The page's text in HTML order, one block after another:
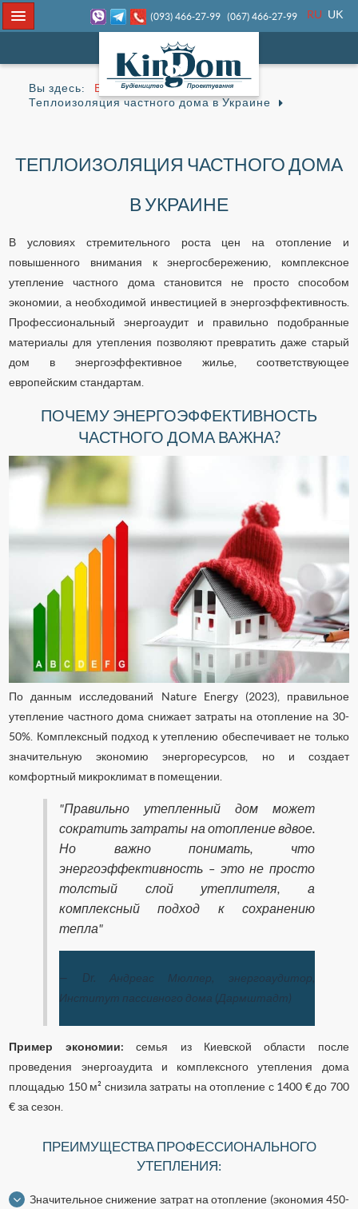
(093) 466-27-99 (067) 466-27-99 RU UK
Вы здесь:
Блог
Теплоизоляция частного дома в Украине
ТЕПЛОИЗОЛЯЦИЯ ЧАСТНОГО ДОМА
В УКРАИНЕ
В условиях стремительного роста цен на отопление и
повышенного внимания к энергосбережению, комплексное
утепление частного дома становится не просто способом
экономии, а необходимой инвестицией в энергоэффективность.
Профессиональный энергоаудит и правильно подобранные
материалы для утепления позволяют превратить даже старый
дом в энергоэффективное жилье, соответствующее
европейским стандартам.
ПОЧЕМУ ЭНЕРГОЭФФЕКТИВНОСТЬ
ЧАСТНОГО ДОМА ВАЖНА?
По данным исследований Nature Energy (2023), правильное
утепление частного дома снижает затраты на отопление на 30-
50%. Комплексный подход к утеплению обеспечивает не только
значительную экономию энергоресурсов, но и создает
комфортный микроклимат в помещении.
"Правильно утепленный дом может
сократить затраты на отопление вдвое.
Но важно понимать, что
энергоэффективность – это не просто
толстый слой утеплителя, а
комплексный подход к сохранению
тепла"
— Dr. Андреас Мюллер, энергоаудитор,
Институт пассивного дома (Дармштадт)
Пример экономии: семья из Киевской области после
проведения энергоаудита и комплексного утепления дома
площадью 150 м² снизила затраты на отопление с 1400 € до 700
€ за сезон.
ПРЕИМУЩЕСТВА ПРОФЕССИОНАЛЬНОГО
УТЕПЛЕНИЯ:
Значительное снижение затрат на отопление (экономия 450-